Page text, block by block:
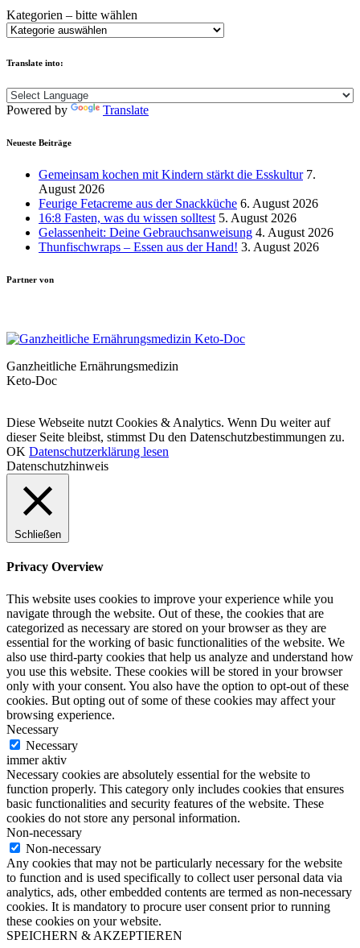
Kategorien – bitte wählen
Translate into:
Powered by Translate
Neueste Beiträge
Gemeinsam kochen mit Kindern stärkt die Esskultur 7.
August 2026
Feurige Fetacreme aus der Snackküche 6. August 2026
16:8 Fasten, was du wissen solltest 5. August 2026
Gelassenheit: Deine Gebrauchsanweisung 4. August 2026
Thunfischwraps – Essen aus der Hand! 3. August 2026
Partner von
Ganzheitliche Ernährungsmedizin
Keto-Doc
Diese Webseite nutzt Cookies & Analytics. Wenn Du weiter auf
dieser Seite bleibst, stimmst Du den Datenschutzbestimmungen zu.
OK Datenschutzerklärung lesen
Datenschutzhinweis
Schließen
Privacy Overview
This website uses cookies to improve your experience while you
navigate through the website. Out of these, the cookies that are
categorized as necessary are stored on your browser as they are
essential for the working of basic functionalities of the website. We
also use third-party cookies that help us analyze and understand how
you use this website. These cookies will be stored in your browser
only with your consent. You also have the option to opt-out of these
cookies. But opting out of some of these cookies may affect your
browsing experience.
Necessary
Necessary
immer aktiv
Necessary cookies are absolutely essential for the website to
function properly. This category only includes cookies that ensures
basic functionalities and security features of the website. These
cookies do not store any personal information.
Non-necessary
Non-necessary
Any cookies that may not be particularly necessary for the website
to function and is used specifically to collect user personal data via
analytics, ads, other embedded contents are termed as non-necessary
cookies. It is mandatory to procure user consent prior to running
these cookies on your website.
SPEICHERN & AKZEPTIEREN